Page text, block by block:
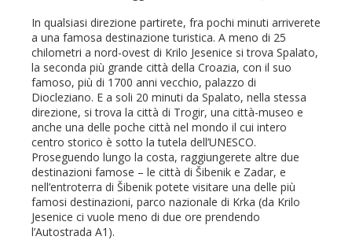
In qualsiasi direzione partirete, fra pochi minuti arriverete
a una famosa destinazione turistica. A meno di 25
chilometri a nord-ovest di Krilo Jesenice si trova Spalato,
la seconda più grande città della Croazia, con il suo
famoso, più di 1700 anni vecchio, palazzo di
Diocleziano. E a soli 20 minuti da Spalato, nella stessa
direzione, si trova la città di Trogir, una città-museo e
anche una delle poche città nel mondo il cui intero
centro storico è sotto la tutela dell’UNESCO.
Proseguendo lungo la costa, raggiungerete altre due
destinazioni famose – le città di Šibenik e Zadar, e
nell’entroterra di Šibenik potete visitare una delle più
famosi destinazioni, parco nazionale di Krka (da Krilo
Jesenice ci vuole meno di due ore prendendo
l’Autostrada A1).